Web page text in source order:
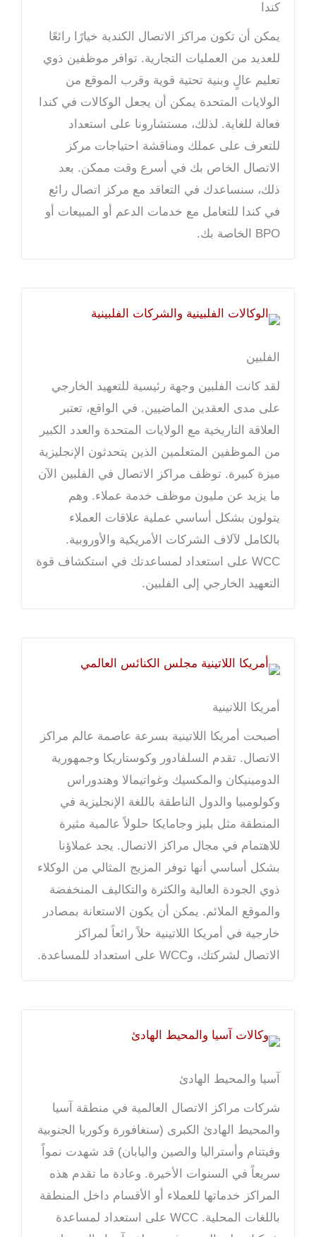
كندا
يمكن أن تكون مراكز الاتصال الكندية خيارًا رائعًا
للعديد من العمليات التجارية. توافر موظفين ذوي
تعليم عالٍ وبنية تحتية قوية وقرب الموقع من
الولايات المتحدة يمكن أن يجعل الوكالات في كندا
فعالة للغاية. لذلك، مستشارونا على استعداد
للتعرف على عملك ومناقشة احتياجات مركز
الاتصال الخاص بك في أسرع وقت ممكن. بعد
ذلك، سنساعدك في التعاقد مع مركز اتصال رائع
في كندا للتعامل مع خدمات الدعم أو المبيعات أو
BPO الخاصة بك.
الفلبين
لقد كانت الفلبين وجهة رئيسية للتعهيد الخارجي
على مدى العقدين الماضيين. في الواقع، تعتبر
العلاقة التاريخية مع الولايات المتحدة والعدد الكبير
من الموظفين المتعلمين الذين يتحدثون الإنجليزية
ميزة كبيرة. توظف مراكز الاتصال في الفلبين الآن
ما يزيد عن مليون موظف خدمة عملاء. وهم
يتولون بشكل أساسي عملية علاقات العملاء
بالكامل لآلاف الشركات الأمريكية والأوروبية.
WCC على استعداد لمساعدتك في استكشاف قوة
التعهيد الخارجي إلى الفلبين.
أمريكا اللاتينية
أصبحت أمريكا اللاتينية بسرعة عاصمة عالم مراكز
الاتصال. تقدم السلفادور وكوستاريكا وجمهورية
الدومينيكان والمكسيك وغواتيمالا وهندوراس
وكولومبيا والدول الناطقة باللغة الإنجليزية في
المنطقة مثل بليز وجامايكا حلولاً عالمية مثيرة
للاهتمام في مجال مراكز الاتصال. يجد عملاؤنا
بشكل أساسي أنها توفر المزيج المثالي من الوكلاء
ذوي الجودة العالية والكثرة والتكاليف المنخفضة
والموقع الملائم. يمكن أن يكون الاستعانة بمصادر
خارجية في أمريكا اللاتينية حلاً رائعاً لمراكز
الاتصال لشركتك، وWCC على استعداد للمساعدة.
آسيا والمحيط الهادئ
شركات مراكز الاتصال العالمية في منطقة آسيا
والمحيط الهادئ الكبرى (سنغافورة وكوريا الجنوبية
وفيتنام وأستراليا والصين واليابان) قد شهدت نمواً
سريعاً في السنوات الأخيرة. وعادة ما تقدم هذه
المراكز خدماتها للعملاء أو الأقسام داخل المنطقة
باللغات المحلية. WCC على استعداد لمساعدة